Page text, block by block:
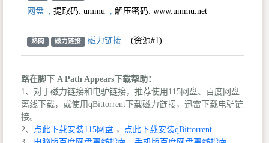
网盘 , 提取码: ummu , 解压密码: www.ummu.net
熟肉 磁力链接 磁力链接 (资源#1)
路在脚下 A Path Appears下载帮助：
1、对于磁力链接和电驴链接，推荐使用115网盘、百度网盘
离线下载，或使用qBittorrent下载磁力链接，迅雷下载电驴链
接。
2、 点此下载安装115网盘 ， 点此下载安装qBittorrent